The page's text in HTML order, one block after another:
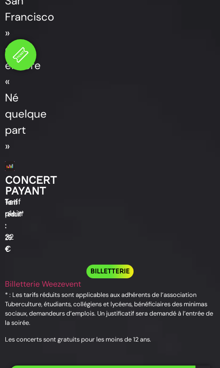
Francisco
»
ou
encore
«
Né
quelque
part
»
CONCERT
PAYANT
Tarif
plein
:
32
€
–
Tarif
réduit*
:
29
€
BILLETTERIE
Billetterie Weezevent
* : Les tarifs réduits sont applicables aux adhérents de l’association
Tuberculture, étudiants, collégiens et lycéens, bénéficiaires des minimas
sociaux, demandeurs d’emplois. Un justificatif sera demandé à l’entrée de
la soirée.
Les concerts sont gratuits pour les moins de 12 ans.